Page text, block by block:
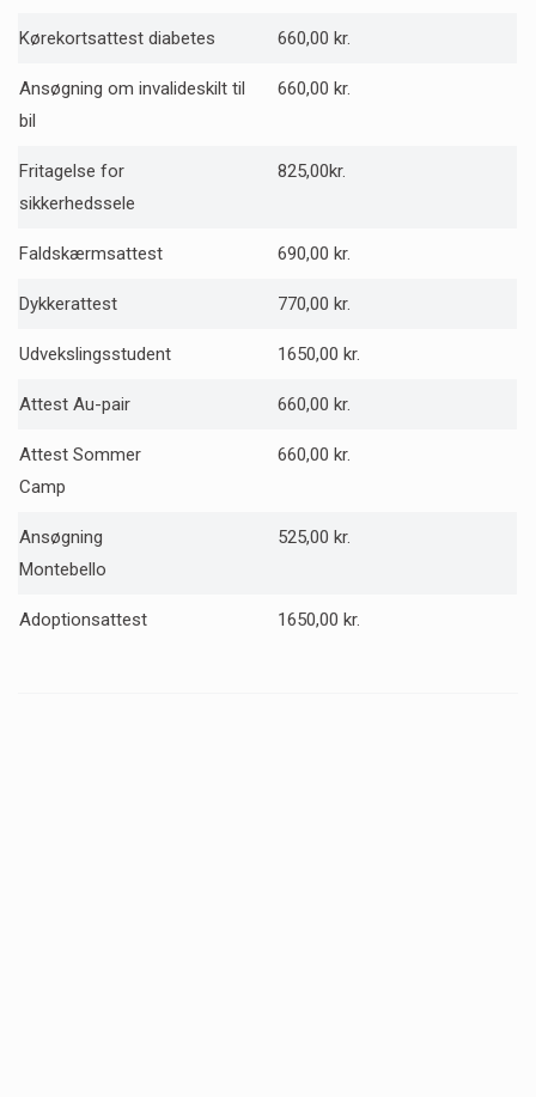
Kørekortsattest diabetes 660,00 kr.
Ansøgning om invalideskilt til
bil
660,00 kr.
Fritagelse for
sikkerhedssele
825,00kr.
Faldskærmsattest 690,00 kr.
Dykkerattest 770,00 kr.
Udvekslingsstudent 1650,00 kr.
Attest Au-pair 660,00 kr.
Attest Sommer
Camp
660,00 kr.
Ansøgning
Montebello
525,00 kr.
Adoptionsattest 1650,00 kr.